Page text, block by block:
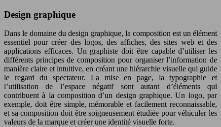
Design graphique
Dans le domaine du design graphique, la composition est un élément
essentiel pour créer des logos, des affiches, des sites web et des
applications efficaces. Un graphiste doit être capable d’utiliser les
différents principes de composition pour organiser l’information de
manière claire et intuitive, en créant une hiérarchie visuelle qui guide
le regard du spectateur. La mise en page, la typographie et
l’utilisation de l’espace négatif sont autant d’éléments qui
contribuent à la composition d’un design graphique. Un logo, par
exemple, doit être simple, mémorable et facilement reconnaissable,
et sa composition doit être soigneusement étudiée pour véhiculer les
valeurs de la marque et créer une identité visuelle forte.